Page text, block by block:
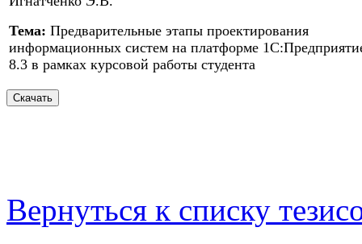
Тема: Предварительные этапы проектирования
информационных систем на платформе
8.3 в рамках курсовой работы студента
Вернуться к списку